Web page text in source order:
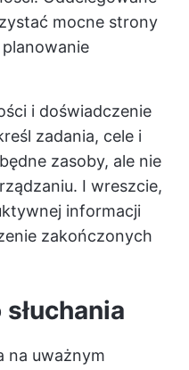
mocne strony
planowanie
i doświadczenie
zadania, cele i
zasoby, ale nie
I wreszcie,
informacji
zakończonych
na uważnym